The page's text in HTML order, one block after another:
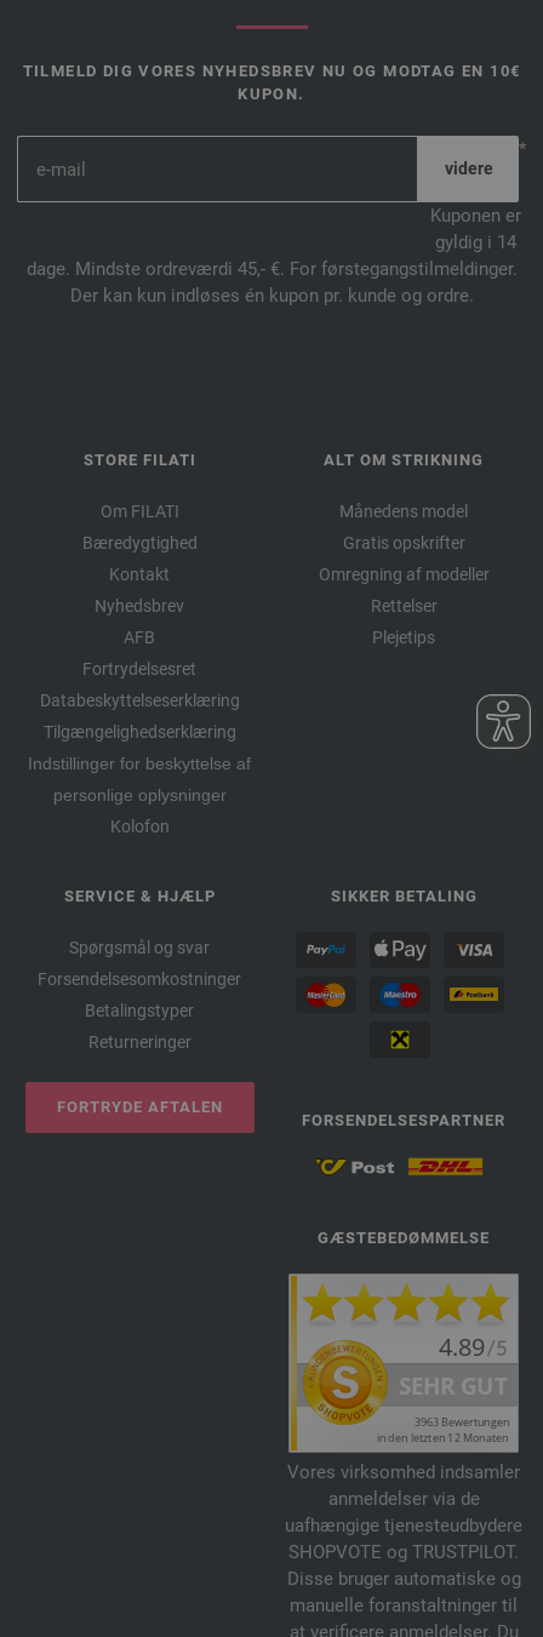
TILMELD DIG VORES NYHEDSBREV NU OG MODTAG EN 10€
KUPON.
*
Kuponen er
gyldig i 14
dage. Mindste ordreværdi 45,- €. For førstegangstilmeldinger.
Der kan kun indløses én kupon pr. kunde og ordre.
STORE FILATI
Om FILATI
Bæredygtighed
Kontakt
Nyhedsbrev
AFB
Fortrydelsesret
Databeskyttelseserklæring
Tilgængelighedserklæring
Indstillinger for beskyttelse af
personlige oplysninger
Kolofon
ALT OM STRIKNING
Månedens model
Gratis opskrifter
Omregning af modeller
Rettelser
Plejetips
SERVICE & HJÆLP
Spørgsmål og svar
Forsendelsesomkostninger
Betalingstyper
Returneringer
FORTRYDE AFTALEN
SIKKER BETALING
FORSENDELSESPARTNER
GÆSTEBEDØMMELSE
Vores virksomhed indsamler
anmeldelser via de
uafhængige tjenesteudbydere
SHOPVOTE og TRUSTPILOT.
Disse bruger automatiske og
manuelle foranstaltninger til
at verificere anmeldelser. Du